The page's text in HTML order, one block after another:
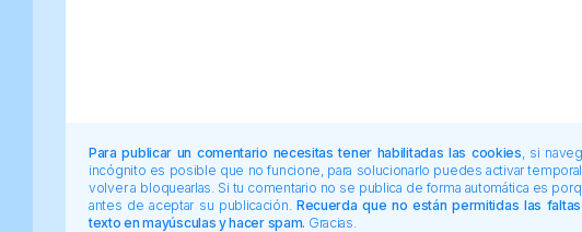
Para publicar un comentario necesitas tener habilitadas las cookies , si
incógnito es posible que no funcione, para solucionarlo puedes activar
volver a bloquearlas. Si tu comentario no se publica de forma automática es
antes de aceptar su publicación. Recuerda que no están permitidas las
texto en mayúsculas y hacer spam. Gracias.